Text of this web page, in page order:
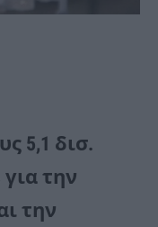
5,1 δισ.
την
την